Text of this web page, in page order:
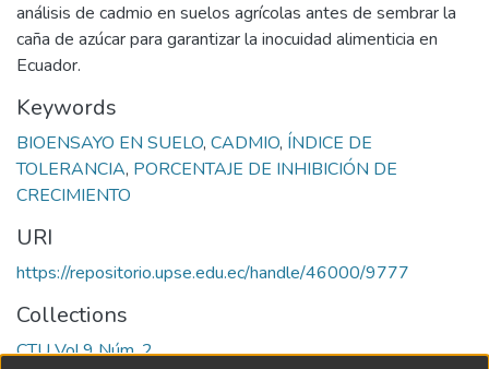
análisis de cadmio en suelos agrícolas antes de sembrar la
caña de azúcar para garantizar la inocuidad alimenticia en
Ecuador.
Keywords
BIOENSAYO EN SUELO, CADMIO, ÍNDICE DE
TOLERANCIA, PORCENTAJE DE INHIBICIÓN DE
CRECIMIENTO
URI
https://repositorio.upse.edu.ec/handle/46000/9777
Collections
CTU Vol.9 Núm. 2